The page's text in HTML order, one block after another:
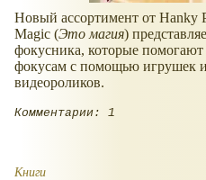
Новый ассортимент от Hanky
Magic (Это магия)
фокусника, которые помогают
фокусам с помощью игрушек
видеороликов.
Комментарии: 1
Книги